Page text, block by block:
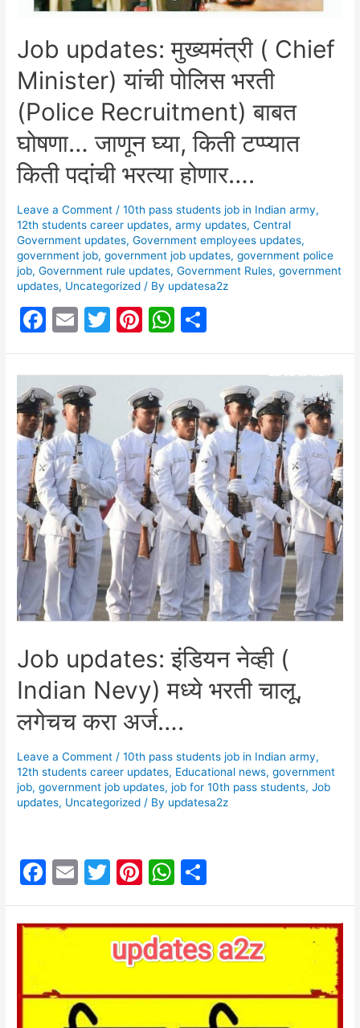
विद्यार्थ्यांना
गुण
असल्यास
देणार
प्राधान्य!!!
Job updates: मुख्यमंत्री ( Chief
Minister) यांची पोलिस भरती
(Police Recruitment) बाबत
घोषणा… जाणून घ्या, किती टप्प्यात
किती पदांची भरत्या होणार….
Leave a Comment /10th pass students job in Indian army,
12th students career updates,army updates,Central
Government updates,Government employees updates,
government job,government job updates,government police
job,Government rule updates,Government Rules,government
updates, Uncategorized / By updatesa2z
F
a
c
e
b
o
o
k
E
m
ai
l
T
w
itt
er
Pi
nt
er
e
st
W
h
at
s
A
p
p
h
ar
e
Job updates: इंडियन नेव्ही (
Indian Nevy) मध्ये भरती चालू,
लगेचच करा अर्ज….
Leave a Comment /10th pass students job in Indian army,
12th students career updates, Educational news,government
job,government job updates,job for 10th pass students,Job
updates, Uncategorized / By updatesa2z
F
a
c
o
E
m
ai
T
w
itt
er
Pi
nt
er
e
W
h
at
s
p
h
ar
e